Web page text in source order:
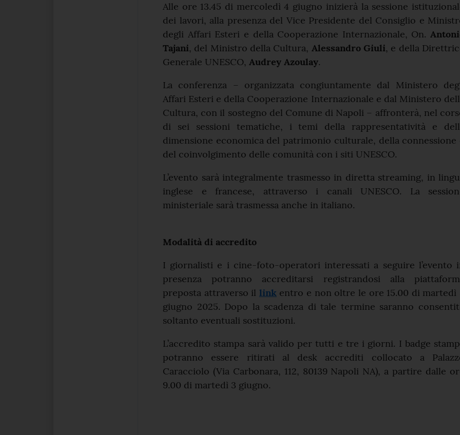
Alle ore 13.45 di mercoledì 4 giugno inizierà la sessione
dei lavori, alla presenza del Vice Presidente del Consiglio e
degli Affari Esteri e della Cooperazione Internazionale, On.
Tajani, del Ministro della Cultura, Alessandro Giuli, e della
Generale UNESCO, Audrey Azoulay.
La conferenza – organizzata congiuntamente dal Ministero
Affari Esteri e della Cooperazione Internazionale e dal Ministero
Cultura, con il sostegno del Comune di Napoli – affronterà, nel
di sei sessioni tematiche, i temi della rappresentatività e
dimensione economica del patrimonio culturale, della connessione
del coinvolgimento delle comunità con i siti UNESCO.
L’evento sarà integralmente trasmesso in diretta streaming, in
inglese e francese, attraverso i canali UNESCO. La
ministeriale sarà trasmessa anche in italiano.
Modalità di accredito
I giornalisti e i cine-foto-operatori interessati a seguire l’evento
presenza potranno accreditarsi registrandosi alla
preposta attraverso il link entro e non oltre le ore 15.00 di martedì
giugno 2025. Dopo la scadenza di tale termine saranno
soltanto eventuali sostituzioni.
L’accredito stampa sarà valido per tutti e tre i giorni. I badge
potranno essere ritirati al desk accrediti collocato a
Caracciolo (Via Carbonara, 112, 80139 Napoli NA), a partire dalle
9.00 di martedì 3 giugno.